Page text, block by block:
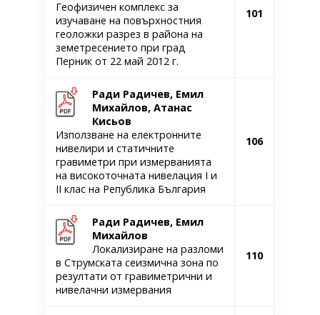
Геофизичен комплекс за
изучаване на повърхностния
геоложки разрез в района на
земетресението при град
Перник от 22 май 2012 г.
101
Ради Радичев, Емил
Михайлов, Атанас
Кисьов
Използване на електронните
нивелири и статичните
гравиметри при измерванията
на високоточната нивелация І и
ІІ клас на Република България
106
Ради Радичев, Емил
Михайлов
Локализиране на разломи
в Струмската сеизмична зона по
резултати от гравиметрични и
нивелачни измервания
110